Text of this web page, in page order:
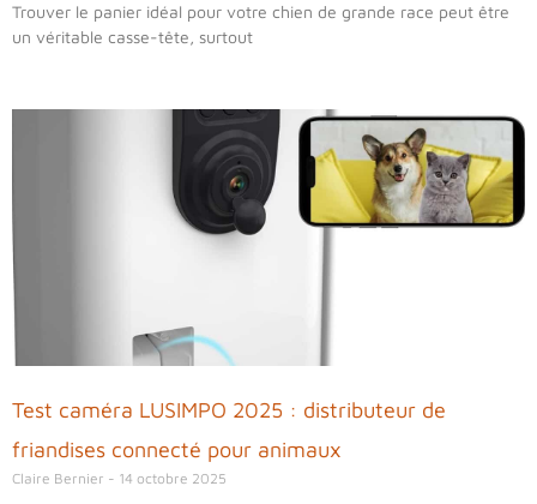
Trouver le panier idéal pour votre chien de grande race peut être
un véritable casse-tête, surtout
Test caméra LUSIMPO 2025 : distributeur de
friandises connecté pour animaux
Claire Bernier 14 octobre 2025